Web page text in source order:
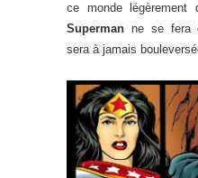
ce monde légèrement
Superman ne se fera
sera à jamais